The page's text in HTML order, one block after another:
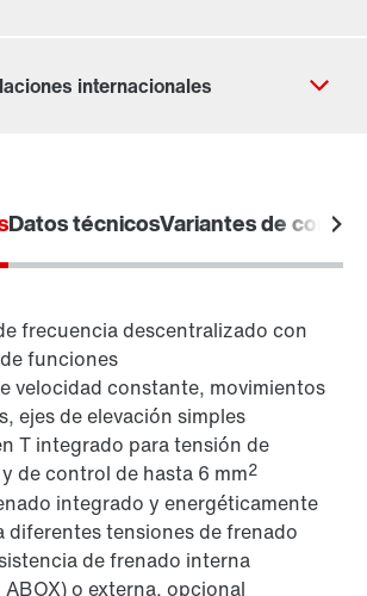
Datos técnicosVariantes de
frecuencia descentralizado con
funciones
velocidad constante, movimientos
ejes de elevación simples
T integrado para tensión de
de control de hasta 6 mm2
integrado y energéticamente
diferentes tensiones de frenado
de frenado interna
o externa, opcional